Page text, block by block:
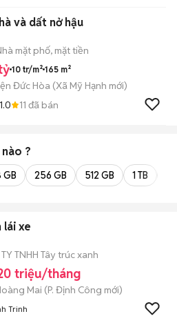
và dất nở hậu
mặt phố, mặt tiền
10 tr/m² 165 m²
Đức Hòa (Xã Mỹ Hạnh mới)
1.0 11 đã bán
nào ?
GB 256 GB 512 GB 1 TB
lái xe
TNHH Tây trúc xanh
triệu/tháng
Mai (P. Định Công mới)
Trinh